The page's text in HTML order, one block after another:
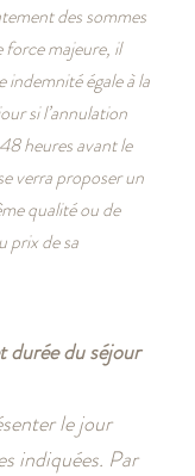
des sommes
force majeure, il
indemnité égale à la
si l’annulation
heures avant le
verra proposer un
qualité ou de
prix de sa
durée du séjour
le jour
indiquées. Par